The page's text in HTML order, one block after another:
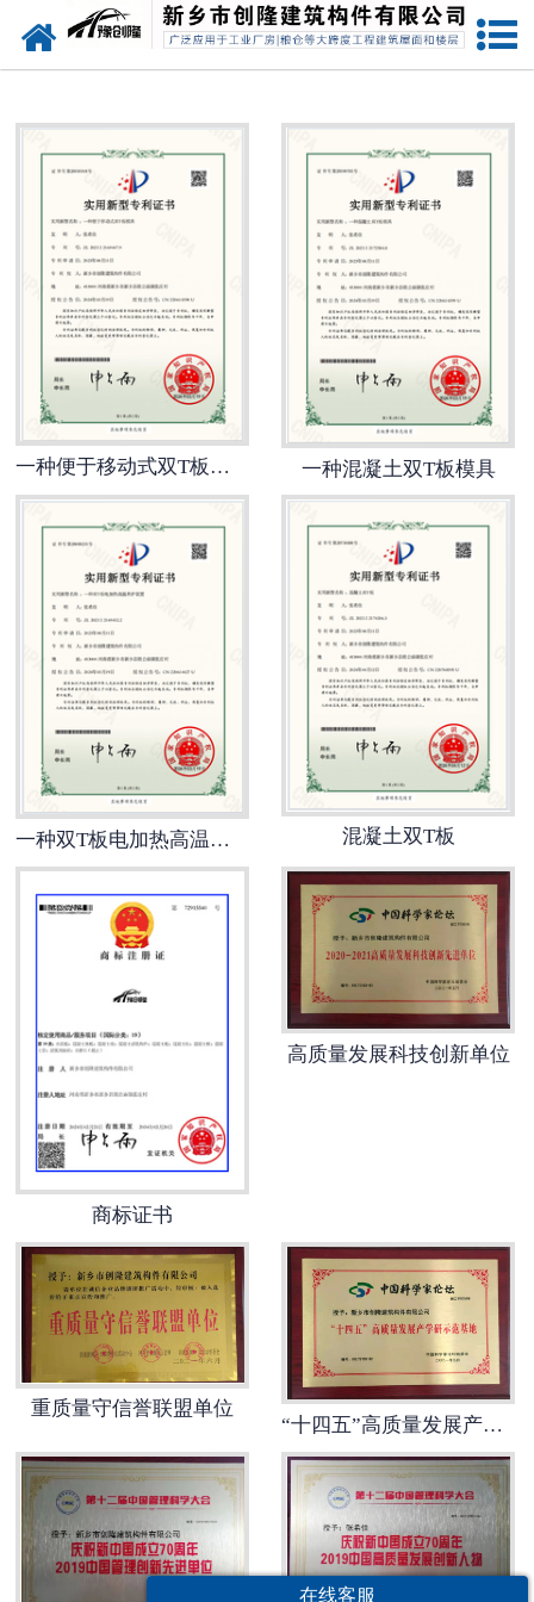
网站首页
产品中心
新闻中心
实用技术
资质荣誉
成功案例
联系我们
一种便于移动式双T板模具 一种混凝土双T板模具
一种双T板电加热高温养护装置 混凝土双T板
商标证书
高质量发展科技创新单位
重质量守信誉联盟单位
“十四五”高质量发展产学研示范基地
在线客服